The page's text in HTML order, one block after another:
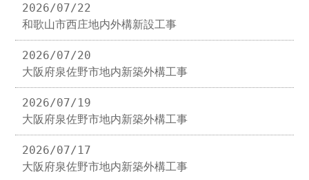
2026/07/22
和歌山市西庄地内外構新設工事
2026/07/20
大阪府泉佐野市地内新築外構工事
2026/07/19
大阪府泉佐野市地内新築外構工事
2026/07/17
大阪府泉佐野市地内新築外構工事